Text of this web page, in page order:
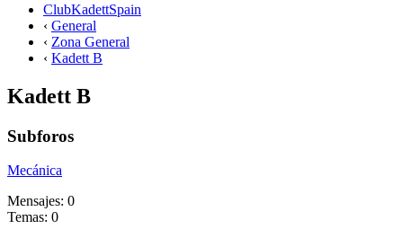
ClubKadettSpain
‹ General
‹ Zona General
‹ Kadett B
Kadett B
Subforos
Mecánica
Mensajes: 0
Temas: 0